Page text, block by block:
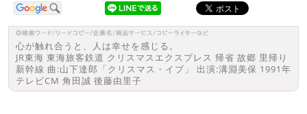
心が触れ合うと、人は幸せを感じる。
JR東海 東海旅客鉄道 クリスマスエクスプレス 帰省 故郷 里帰り
新幹線 曲:山下達郎「クリスマス・イブ」 出演:溝淵美保 1991年
テレビCM 角田誠 後藤由里子